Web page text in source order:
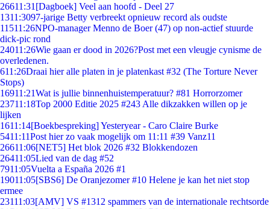
26611:31 [Dagboek] Veel aan hoofd - Deel 27
1311:3097-jarige Betty verbreekt opnieuw record als oudste
11511:26NPO-manager Menno de Boer (47) op non-actief stuurde
dick-pic rond
24011:26Wie gaan er dood in 2026?Post met een vleugje cynisme de
overledenen.
611:26Draai hier alle platen in je platenkast #32 (The Torture Never
Stops)
16911:21Wat is jullie binnenhuistemperatuur? #81 Horrorzomer
23711:18Top 2000 Editie 2025 #243 Alle dikzakken willen op je
lijken
1611:14[Boekbespreking] Yesteryear - Caro Claire Burke
5411:11Post hier zo vaak mogelijk om 11:11 #39 Vanz11
26611:06[NET5] Het blok 2026 #32 Blokkendozen
26411:05Lied van de dag #52
7911:05Vuelta a España 2026 #1
19011:05[SBS6] De Oranjezomer #10 Helene je kan het niet stop
ermee
23111:03[AMV] VS #1312 spammers van de internationale rechtsorde